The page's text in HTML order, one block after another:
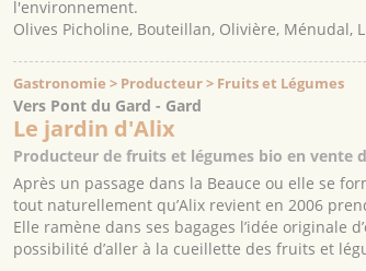
l'environnement.
Olives Picholine, Bouteillan, Olivière, Ménudal,
Gastronomie > Producteur > Fruits et Légumes
Vers Pont du Gard - Gard
Le jardin d'Alix
Producteur de fruits et légumes bio en vente
Après un passage dans la Beauce ou elle se
tout naturellement qu’Alix revient en 2006
Elle ramène dans ses bagages l’idée originale
possibilité d’aller à la cueillette des fruits et